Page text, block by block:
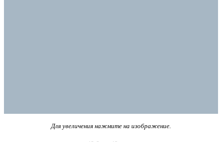
Для увеличения нажмите на изображение.